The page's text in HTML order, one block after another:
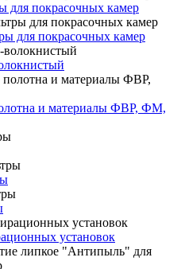
для покрасочных камер
для покрасочных камер
и материалы ФВР, ФМ,
установок